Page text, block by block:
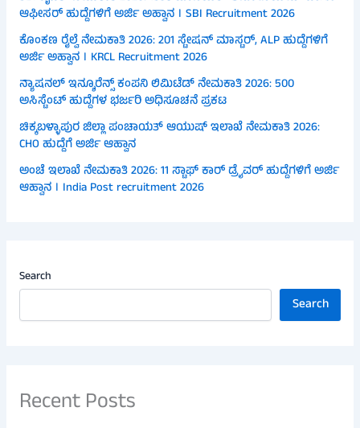
ಆಫೀಸರ್ ಹುದ್ದೆಗಳಿಗೆ ಅರ್ಜಿ ಅಹ್ವಾನ । SBI Recruitment 2026
ಕೊಂಕಣ ರೈಲ್ವೆ ನೇಮಕಾತಿ 2026: 201 ಸ್ಟೇಷನ್ ಮಾಸ್ಟರ್, ALP ಹುದ್ದೆಗಳಿಗೆ
ಅರ್ಜಿ ಅಹ್ವಾನ । KRCL Recruitment 2026
ನ್ಯಾಷನಲ್ ಇನ್ಶೂರೆನ್ಸ್ ಕಂಪನಿ ಲಿಮಿಟೆಡ್ ನೇಮಕಾತಿ 2026: 500
ಅಸಿಸ್ಟೆಂಟ್ ಹುದ್ದೆಗಳ ಭರ್ಜರಿ ಅಧಿಸೂಚನೆ ಪ್ರಕಟ
ಚಿಕ್ಕಬಳ್ಳಾಪುರ ಜಿಲ್ಲಾ ಪಂಚಾಯತ್ ಆಯುಷ್ ಇಲಾಖೆ ನೇಮಕಾತಿ 2026:
CHO ಹುದ್ದೆಗೆ ಅರ್ಜಿ ಆಹ್ವಾನ
ಅಂಚೆ ಇಲಾಖೆ ನೇಮಕಾತಿ 2026: 11 ಸ್ಟಾಫ್ ಕಾರ್ ಡ್ರೈವರ್ ಹುದ್ದೆಗಳಿಗೆ ಅರ್ಜಿ
ಆಹ್ವಾನ । India Post recruitment 2026
Search
Search
Recent Posts